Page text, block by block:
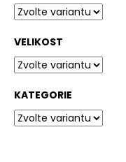
VELIKOST
KATEGORIE
o
p
o